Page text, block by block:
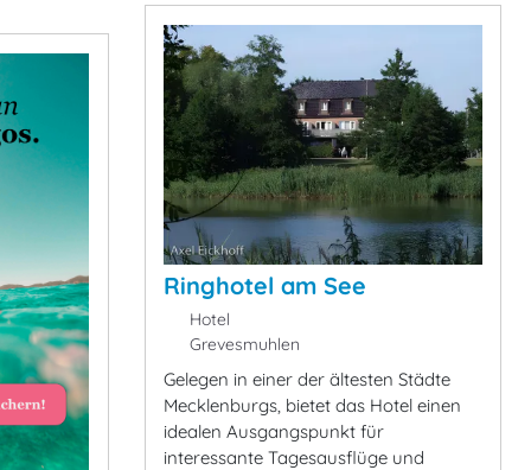
Ringhotel am See
Hotel
Grevesmuhlen
Gelegen in einer der ältesten Städte
Mecklenburgs, bietet das Hotel einen
idealen Ausgangspunkt für
interessante Tagesausflüge und